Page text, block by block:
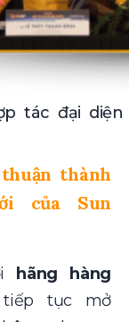
tác đại
thành
của Sun
hãng hàng
tiếp tục mở